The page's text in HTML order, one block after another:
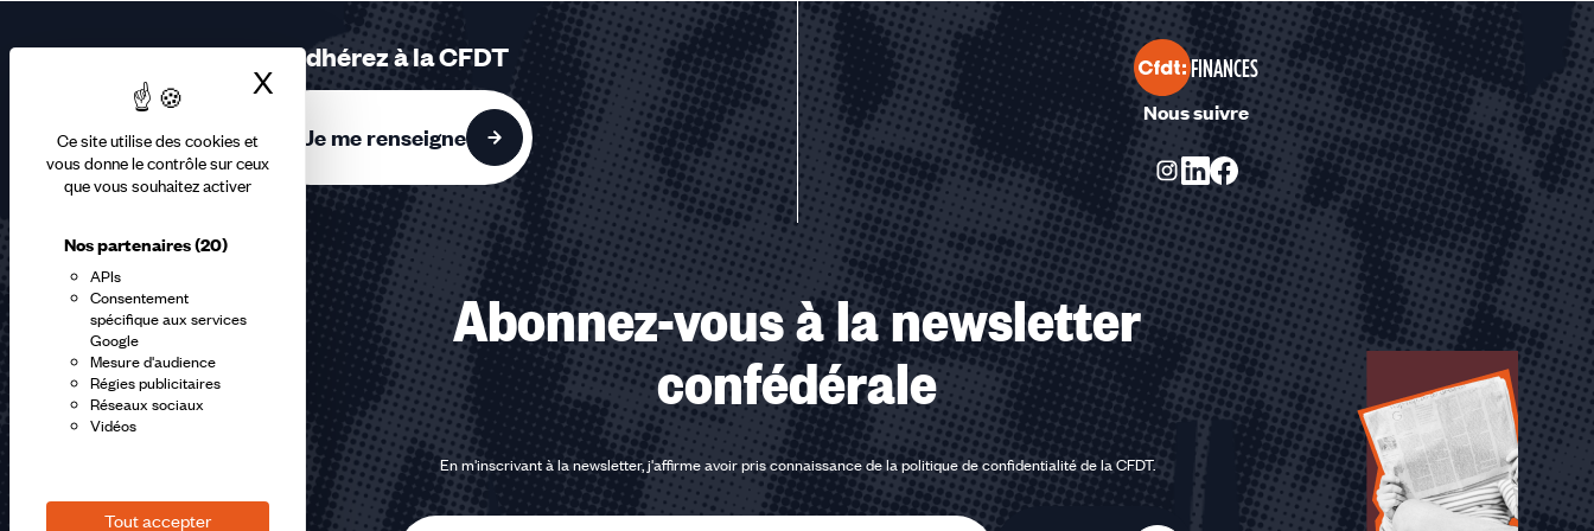
Ce site utilise des cookies et
vous donne le contrôle sur ceux
que vous souhaitez activer
Nos partenaires(20)
APIs
Consentement
spécifique aux services
Google
Mesure d'audience
Régies publicitaires
Réseaux sociaux
Vidéos
Tout accepter
X Masquer le bandeau des cookies
sur
accessibles
Adhérez à la CFDT
Je me renseigne
FINANCES
Nous suivre
Abonnez-vous à la newsletter
confédérale
En m'inscrivant à la newsletter, j'affirme avoir pris connaissance de lapolitique de confidentialité de la CFDT.